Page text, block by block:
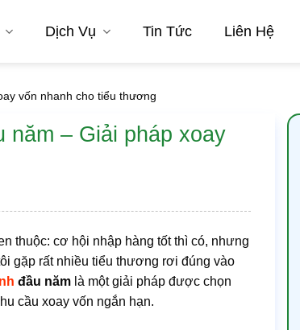
Dịch Vụ Tin Tức Liên Hệ
vốn nhanh cho tiểu thương
năm – Giải pháp xoay
thuộc: cơ hội nhập hàng tốt thì có, nhưng
gặp rất nhiều tiểu thương rơi đúng vào
đầu năm là một giải pháp được chọn
cầu xoay vốn ngắn hạn.